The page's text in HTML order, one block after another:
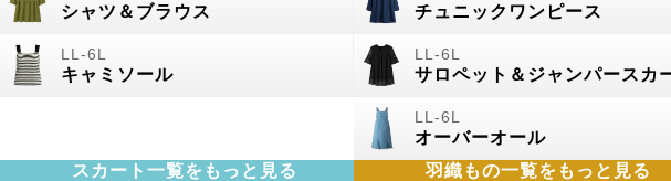
シャツ＆ブラウス
キャミソール
チュニックワンピース
サロペット＆ジャンパースカ
オーバーオール
スカート一覧をもっと見る 羽織もの一覧をもっと見る